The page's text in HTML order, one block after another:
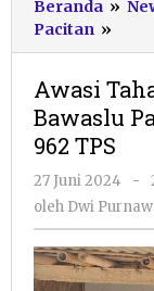
Beranda »
Pacitan »
5.272
KK
di
962
Awasi
Bawaslu
962 TPS
27 Juni 2024 -
oleh Dwi